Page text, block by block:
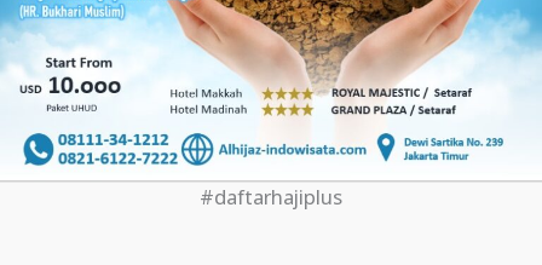
#daftarhajiplus